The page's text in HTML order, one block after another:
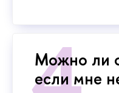
Можно ли
если мне